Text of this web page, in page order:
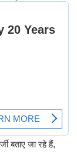
बताए जा रहे हैं,